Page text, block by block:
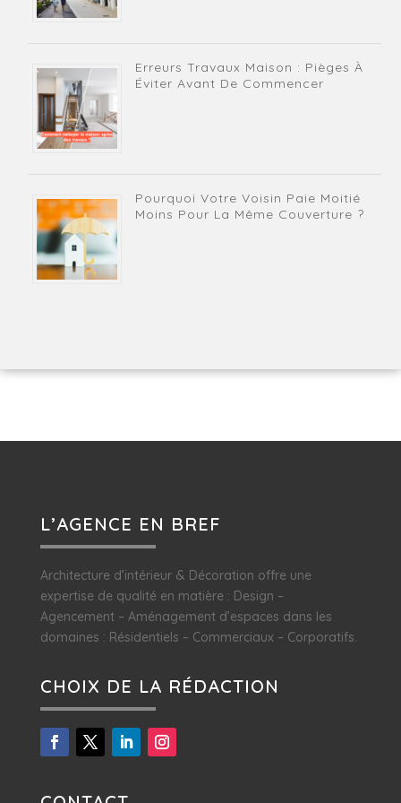
Erreurs Travaux Maison : Pièges À
Éviter Avant De Commencer
Pourquoi Votre Voisin Paie Moitié
Moins Pour La Même Couverture ?
L’AGENCE EN BREF
Architecture d’intérieur & Décoration offre une
expertise de qualité en matière : Design –
Agencement – Aménagement d’espaces dans les
domaines : Résidentiels – Commerciaux – Corporatifs.
CHOIX DE LA RÉDACTION